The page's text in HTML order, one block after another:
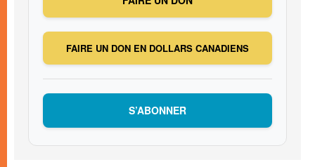
FAIRE UN DON EN DOLLARS CANADIENS
S’ABONNER